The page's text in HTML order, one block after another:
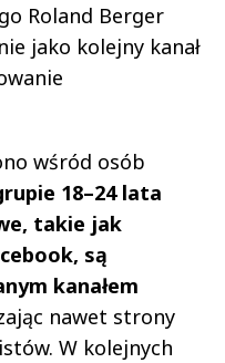
Roland Berger
nie jako kolejny kanał
wśród osób
18–24 lata
takie jak
są
kanałem
nawet strony
W kolejnych